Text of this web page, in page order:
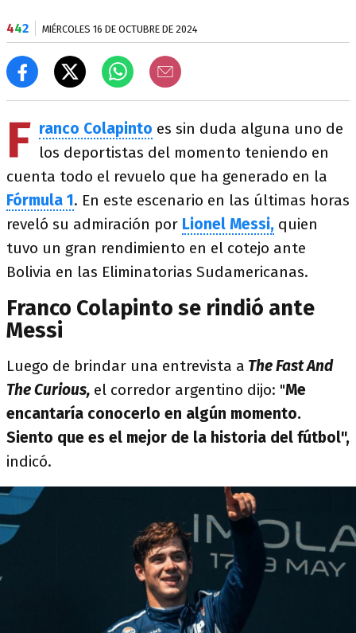
442 MIÉRCOLES 16 DE OCTUBRE DE 2024
F ranco Colapinto es sin duda alguna uno de
los deportistas del momento teniendo en
cuenta todo el revuelo que ha generado en la
Fórmula 1. En este escenario en las últimas horas
reveló su admiración por Lionel Messi, quien
tuvo un gran rendimiento en el cotejo ante
Bolivia en las Eliminatorias Sudamericanas.
Franco Colapinto se rindió ante
Messi
Luego de brindar una entrevista a The Fast And
The Curious, el corredor argentino dijo: "Me
encantaría conocerlo en algún momento.
Siento que es el mejor de la historia del fútbol",
indicó.